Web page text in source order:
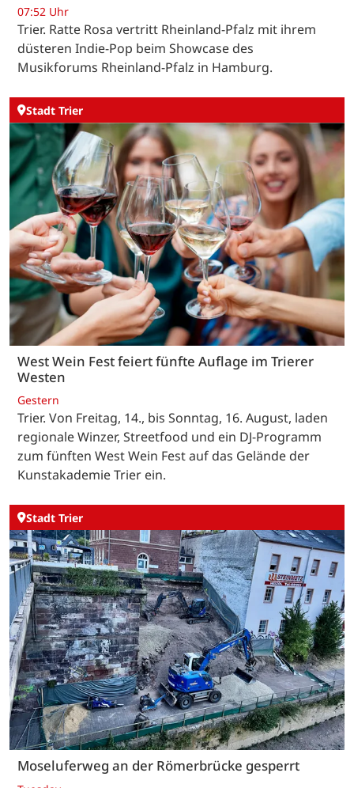
07:52 Uhr
Trier. Ratte Rosa vertritt Rheinland-Pfalz mit ihrem
düsteren Indie-Pop beim Showcase des
Musikforums Rheinland-Pfalz in Hamburg.
Stadt Trier
West Wein Fest feiert fünfte Auflage im Trierer
Westen
Gestern
Trier. Von Freitag, 14., bis Sonntag, 16. August, laden
regionale Winzer, Streetfood und ein DJ-Programm
zum fünften West Wein Fest auf das Gelände der
Kunstakademie Trier ein.
Stadt Trier
Moseluferweg an der Römerbrücke gesperrt